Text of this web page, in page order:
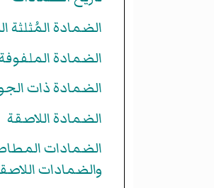
الضمادة المُثلثة
الضمادة
الضمادة ذات
الضمادة اللاصقة
الضمادات
والضمادات